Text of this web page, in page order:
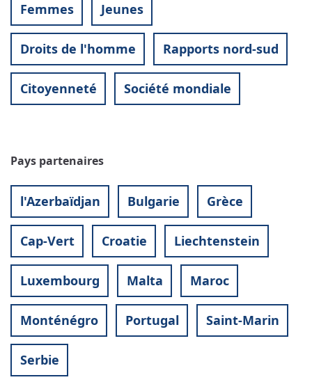
Femmes Jeunes
Droits de l'homme Rapports nord-sud
Citoyenneté Société mondiale
Pays partenaires
l'Azerbaïdjan Bulgarie Grèce
Cap-Vert Croatie Liechtenstein
Luxembourg Malta Maroc
Monténégro Portugal Saint-Marin
Serbie